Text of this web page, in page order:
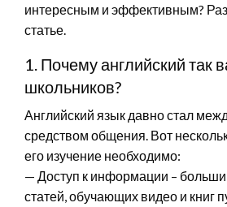
интересным и эффективным?
статье.
1. Почему английский так
школьников?
Английский язык давно стал
средством общения. Вот
его изучение необходимо:
— Доступ к информации –
статей, обучающих видео и книг